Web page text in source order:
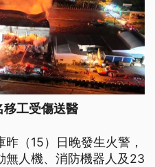
移工受傷送醫
（15）日晚發生火警，
無人機、消防機器人及23